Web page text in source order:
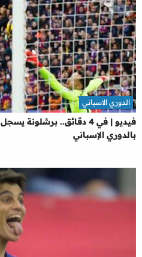
فيديو | في 4 دقائق..
بالدوري الإسباني
الدوري الاسباني